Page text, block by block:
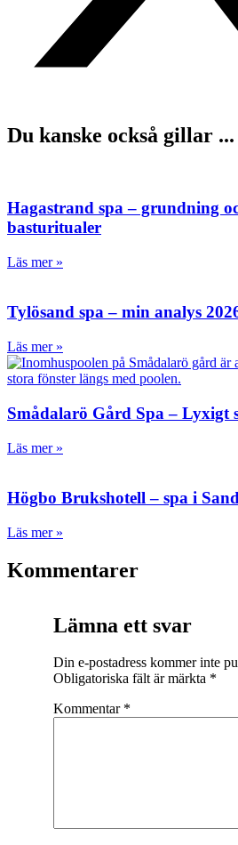
Du kanske också gillar ...
Hagastrand spa – grundning
basturitualer
Läs mer »
Tylösand spa – min analys
Läs mer »
Smådalarö Gård Spa – Lyxigt
Läs mer »
Högbo Brukshotell – spa i
Läs mer »
Kommentarer
Lämna ett svar
Din e-postadress kommer inte
Obligatoriska fält är märkta *
Kommentar *